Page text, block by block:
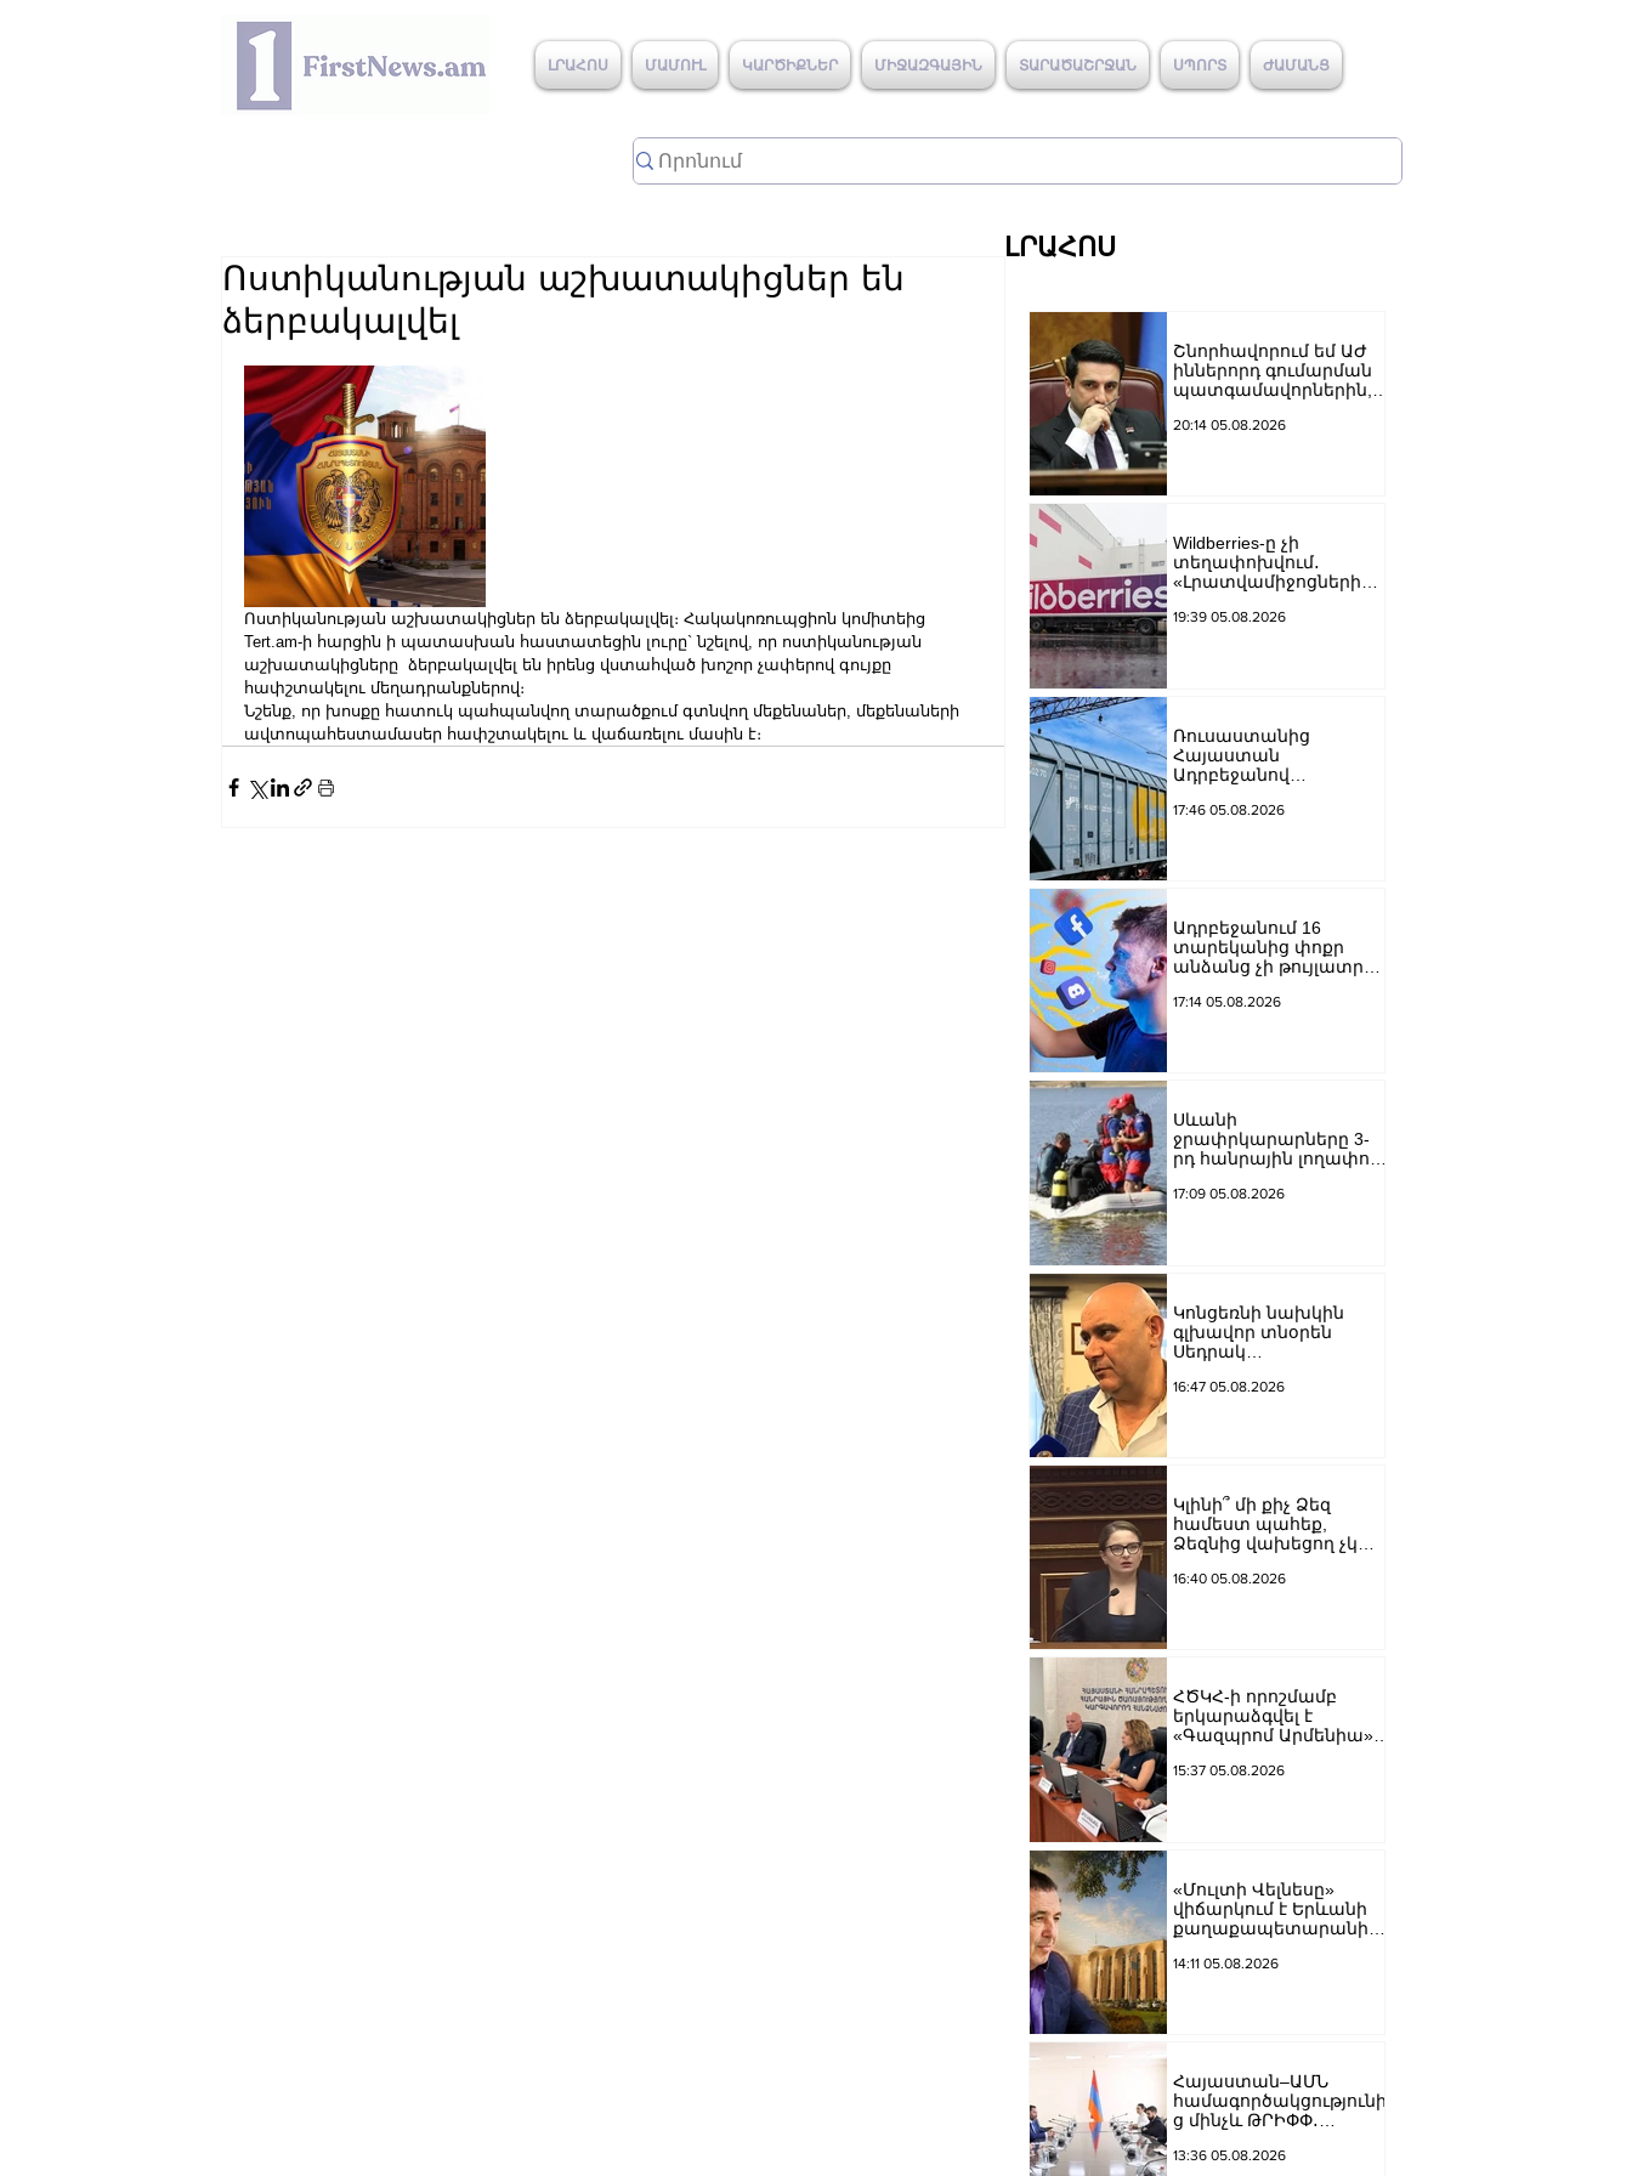
ԼՐԱՀՈՍ ՄԱՄՈՒԼ ԿԱՐԾԻՔՆԵՐ ՄԻՋԱԶԳԱՅԻՆ ՏԱՐԱԾԱՇՐՋԱՆ ՍՊՈՐՏ ԺԱՄԱՆՑ
Ոստիկանության աշխատակիցներ են
ձերբակալվել
Ոստիկանության աշխատակիցներ են ձերբակալվել։ Հակակոռուպցիոն կոմիտեից
Tert.am-ի հարցին ի պատասխան հաստատեցին լուրը` նշելով, որ ոստիկանության
աշխատակիցները  ձերբակալվել են իրենց վստահված խոշոր չափերով գույքը
հափշտակելու մեղադրանքներով։
Նշենք, որ խոսքը հատուկ պահպանվող տարածքում գտնվող մեքենաներ, մեքենաների
ավտոպահեստամասեր հափշտակելու և վաճառելու մասին է։
ԼՐԱՀՈՍ
Շնորհավորում եմ ԱԺ
իններորդ գումարման
պատգամավորներին,
պայմանագիր»
20:14 05.08.2026
Wildberries-ը չի
տեղափոխվում․
«Լրատվամիջոցների
չեն
19:39 05.08.2026
Ռուսաստանից
Հայաստան
Ադրբեջանով
14 վագոն ցորեն
17:46 05.08.2026
Ադրբեջանում 16
տարեկանից փոքր
անձանց չի թույլատրվի
ստեղծել
17:14 05.08.2026
Սևանի
ջրափրկարարները 3-
րդ հանրային լողափում
աղջնակի կյանքը, ով
17:09 05.08.2026
Կոնցեռնի նախկին
գլխավոր տնօրեն
Սեդրակ
ձերբակալվել է
16:47 05.08.2026
Կլինի՞ մի քիչ Ձեզ
համեստ պահեք,
Ձեզնից վախեցող չկա.
Կոնջորյանին
16:40 05.08.2026
ՀԾԿՀ-ի որոշմամբ
երկարաձգվել է
«Գազպրոմ Արմենիա»
կայանի լիցենզիան
15:37 05.08.2026
«Մուլտի Վելնեսը»
վիճարկում է Երևանի
քաղաքապետարանի
14:11 05.08.2026
Հայաստան–ԱՄՆ
համագործակցությունի
ց մինչև ԹՐԻՓՓ․
ԱՄՆ հատուկ
13:36 05.08.2026